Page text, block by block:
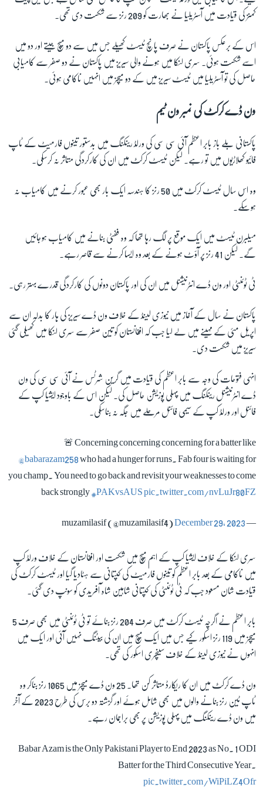
کمنز کی قیادت میں آسٹریلیا نے بھارت کو 209 رنز سے شکست دی تھی۔
اس کے برعکس پاکستان نے صرف پانچ ٹیسٹ کھیلے جس میں سے دو میچ جیتے اور دو میں
اسے شکست ہوئی۔ سری لنکا میں ہونے والی سیریز میں پاکستان نے دو صفر سے کامیابی
حاصل کی تو آسٹریلیا میں ٹیسٹ سیریز میں کے دو میچز میں انہیں ناکامی ہوئی۔
ون ڈے کرکٹ کی نمبر ون ٹیم
پاکستانی بلے باز بابر اعظم آئی سی سی کی ورلڈ رینکنگ میں بدستور تینوں فارمیٹ کے ٹاپ
فائیو کھلاڑیوں میں تو رہے۔ لیکن ٹیسٹ کرکٹ میں ان کی کارکردگی متاثر نہ کرسکی۔
وہ اس سال ٹیسٹ کرکٹ میں 50 رنز کا ہندسہ ایک بار بھی عبور کرنے میں کامیاب نہ
ہوسکے۔
میلبرن ٹیسٹ میں ایک موقع پر لگ رہا تھا کہ وہ ففٹی بنانے میں کامیاب ہوجائیں
گے۔ لیکن 41 رنز پر آؤٹ ہونے کے بعد وہ ایسا کرنے سے قاصر رہے۔
ٹی ٹوئنٹی اور ون ڈے انٹرنیشنل میں ان کی اور پاکستان دونوں کی کارکردگی قدرے بہتر رہی۔
پاکستان نے سال کے آغاز میں نیوزی لینڈ کے خلاف ون ڈے سیریز کی ہار کا بدلہ ان سے
اپریل مئی کے مہینے میں لے لیا جب کہ افغانستان کو تین صفر سے سری لنکا میں کھیلی گئی
سیریز میں شکست دی۔
انہی فتوحات کی وجہ سے بابر اعظم کی قیادت میں گرین شرٹس نے آئی سی سی کی ون
ڈے انٹرنیشنل رینکنگ میں پہلی پوزیشن حاصل کی۔ لیکن اس کے باوجود ایشیا کپ کے
فائنل اور ورلڈ کپ کے سیمی فائنل مرحلے میں جگہ نہ بناسکی۔
🚨 Concerning concerning concerning for a batter like
@babarazam258 who had a hunger for runs. Fab four is waiting for
you champ. You need to go back and revisit your weaknesses to come
back strongly #PAKvsAUS pic.twitter.com/nvLuJr80FZ
— muzamilasif (@muzamilasif4)
December 29, 2023
سری لنکا کے خلاف ایشیا کپ کے اہم میچ میں شکست اور افغانستان کے خلاف ورلڈ کپ
میں ناکامی کے بعد بابر اعظم کو تینوں فارمیٹ کی کپتانی سے ہٹادیا گیا اور ٹیسٹ کرکٹ کی
قیادت شان مسعود جب کہ ٹی ٹوئنٹی کی کپتانی شاہین شاہ آفریدی کو سونپ دی گئی۔
بابر اعظم نے اگرچہ ٹیسٹ کرکٹ میں صرف 204 رنز بنائے تو ٹی ٹوئنٹی میں بھی صرف 5
میچز میں 119 رنز اسکور کیے جس میں ایک میچ میں ان کی بیٹنگ نہیں آئی اور ایک میں
انہوں نے نیوزی لینڈ کے خلاف سینچری اسکور کی تھی۔
ون ڈے کرکٹ میں ان کا ریکارڈ متاثر کن تھا۔ 25 ون ڈے میچز میں 1065 رنز بناکر وہ
ٹاپ ٹین رنز بنانے والوں میں بھی شامل ہوئے اور گزشتہ دو برس کی طرح 2023 کے آخر
میں ون ڈے رینکنگ میں پہلی پوزیشن پر بھی براجمان رہے۔
Babar Azam is the Only Pakistani Player to End 2023 as No. 1 ODI
Batter for the Third Consecutive Year.
pic.twitter.com/WiPiLZ4Ofr